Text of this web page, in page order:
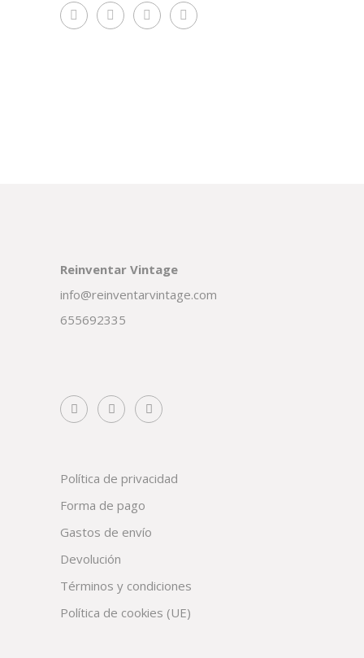
Reinventar Vintage
info@reinventarvintage.com
655692335
Política de privacidad
Forma de pago
Gastos de envío
Devolución
Términos y condiciones
Política de cookies (UE)